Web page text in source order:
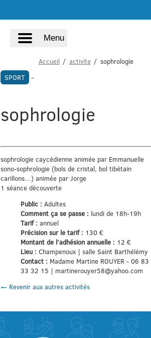
Menu
Accueil activite
sophrologie
SPORT
-
sophrologie
sophrologie caycédienne animée par Emmanuelle
sono-sophrologie (bols de cristal, bol tibétain
carillons…) animée par Jorge
1 séance découverte
Public :Adultes
Comment ça se passe : lundi de 18h-19h
Tarif :annuel
Précision sur le tarif : 130 €
Montant de l'adhésion annuelle : 12 €
Lieu :Champenoux | salle Saint Barthélémy
Contact : Madame Martine ROUYER - 06 83
33 32 15 | martinerouyer58@yahoo.com
← Revenir aux autres activités